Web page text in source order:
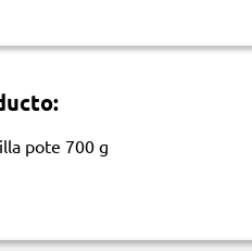
pote 700 g